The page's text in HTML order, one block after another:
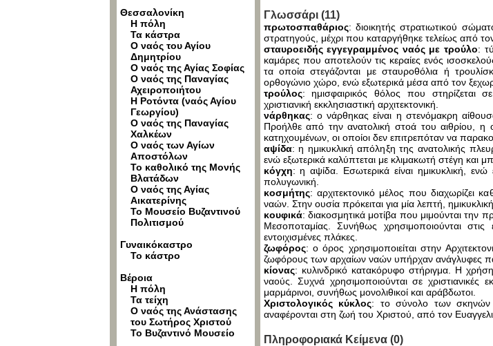
Θεσσαλονίκη
Η πόλη
Τα κάστρα
Ο ναός του Αγίου
Δημητρίου
Ο ναός της Αγίας Σοφίας
Ο ναός της Παναγίας
Αχειροποιήτου
Η Ροτόντα (ναός Αγίου
Γεωργίου)
Ο ναός της Παναγίας
Χαλκέων
Ο ναός των Αγίων
Αποστόλων
Το καθολικό της Μονής
Βλατάδων
Ο ναός της Αγίας
Αικατερίνης
Το Μουσείο Βυζαντινού
Πολιτισμού
Γυναικόκαστρο
Το κάστρο
Βέροια
Η πόλη
Τα τείχη
Ο ναός της Ανάστασης
του Σωτήρος Χριστού
Το Βυζαντινό Μουσείο
Γλωσσάρι (11)
πρωτοσπαθάριος: διοικητής στρατιωτικού
στρατηγούς, μέχρι που καταργήθηκε τελείως από
σταυροειδής εγγεγραμμένος ναός με τρούλο:
καμάρες που αποτελούν τις κεραίες ενός
τα οποία στεγάζονται με σταυροθόλια ή
ορθογώνιο χώρο, ενώ εξωτερικά μέσα από τον
τρούλος: ημισφαιρικός θόλος που στηρίζεται
χριστιανική εκκλησιαστική αρχιτεκτονική.
νάρθηκας: ο νάρθηκας είναι η στενόμακρη
Προήλθε από την ανατολική στοά του αιθρίου,
κατηχουμένων, οι οποίοι δεν επιτρεπόταν να
αψίδα: η ημικυκλική απόληξη της ανατολικής
ενώ εξωτερικά καλύπτεται με κλιμακωτή στέγη και
κόγχη: η αψίδα. Εσωτερικά είναι ημικυκλική,
πολυγωνική.
κοσμήτης: αρχιτεκτονικό μέλος που διαχωρίζει
ναών. Στην ουσία πρόκειται για μία λεπτή,
κουφικά: διακοσμητικά μοτίβα που μιμούνται την
Μεσοποταμίας. Συνήθως χρησιμοποιούνται στις
εντοιχισμένες πλάκες.
ζωφόρος: ο όρος χρησιμοποιείται στην
ζωφόρους των αρχαίων ναών υπήρχαν ανάγλυφες
κίονας: κυλινδρικό κατακόρυφο στήριγμα. Η χρήση
ναούς. Συχνά χρησιμοποιούνται σε χριστιανικές
μαρμάρινοι, συνήθως μονολιθικοί και αράβδωτοι.
Χριστολογικός κύκλος: το σύνολο των σκηνών
αναφέρονται στη ζωή του Χριστού, από τον
Πληροφοριακά Κείμενα (0)